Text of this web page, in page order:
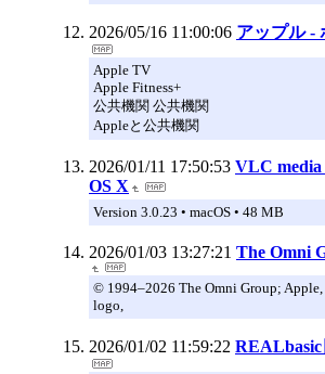
2026/05/16 11:00:06 アップル -
Apple TV
Apple Fitness+
公共機関 公共機関
Appleと公共機関
2026/01/11 17:50:53 VLC
OS X
Version 3.0.23 • macOS • 48 MB
2026/01/03 13:27:21 The Omni
© 1994–2026 The Omni Group;
logo,
2026/01/02 11:59:22 REALbasic